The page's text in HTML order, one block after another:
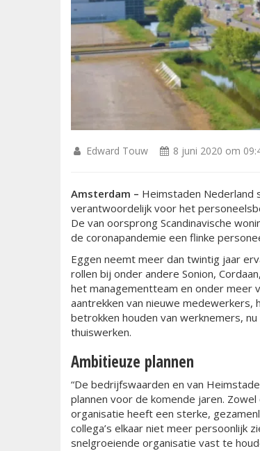
Edward Touw 8 juni 2020 om
Amsterdam – Heimstaden Nederland
verantwoordelijk voor het
De van oorsprong Scandinavische
de coronapandemie een flinke
Eggen neemt meer dan twintig jaar
rollen bij onder andere Sonion,
het managementteam en onder
aantrekken van nieuwe
betrokken houden van werknemers,
thuiswerken.
Ambitieuze plannen
“De bedrijfswaarden en van
plannen voor de komende jaren.
organisatie heeft een sterke,
collega’s elkaar niet meer persoonlijk
snelgroeiende organisatie vast te